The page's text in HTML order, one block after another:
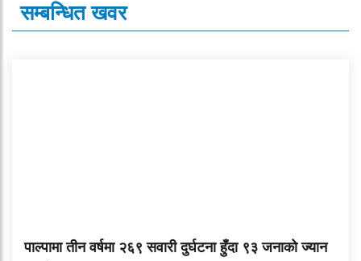
सम्बन्धित खवर
पाल्पामा तीन वर्षमा २६९ सवारी दुर्घटना हुँदा ९३ जनाको ज्यान